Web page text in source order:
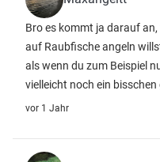
Bro es kommt ja darauf
auf Raubfische angeln
als wenn du zum Beispiel
vielleicht noch ein
vor 1 Jahr